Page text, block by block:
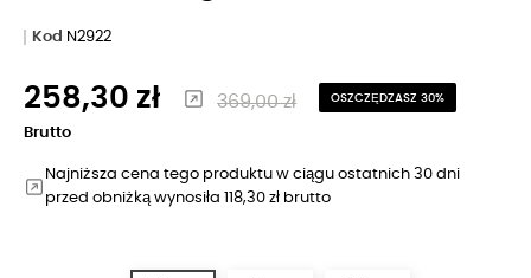
Kod N2922
258,30 zł 369,00 zł OSZCZĘDZASZ 30%
Brutto
Najniższa cena tego produktu w ciągu ostatnich 30 dni
przed obniżką wynosiła 118,30 zł brutto